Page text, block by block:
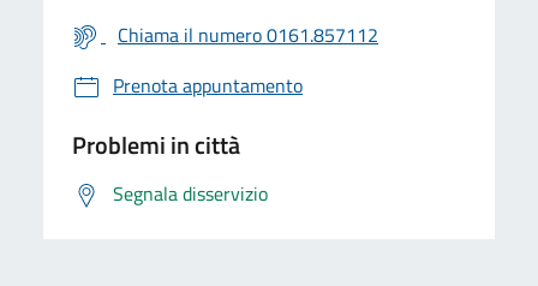
Chiama il numero 0161.857112
Prenota appuntamento
Problemi in città
Segnala disservizio